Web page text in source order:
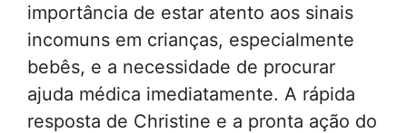
importância de estar atento aos sinais
incomuns em crianças, especialmente
bebês, e a necessidade de procurar
ajuda médica imediatamente. A rápida
resposta de Christine e a pronta ação do